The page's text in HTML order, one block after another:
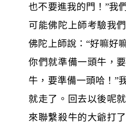
也不要進我的門！”我
可能佛陀上師考驗我
佛陀上師說：“好嘛好
你們就準備一頭牛，
牛，要準備一頭哈！”
就走了。回去以後呢
來聯繫殺牛的大爺打